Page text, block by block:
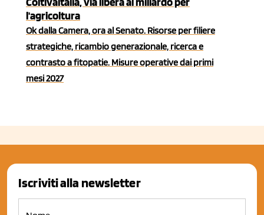
l'agricoltura
Ok dalla Camera, ora al Senato. Risorse per filiere
strategiche, ricambio generazionale, ricerca e
contrasto a fitopatie. Misure operative dai primi
mesi 2027
Iscriviti alla newsletter